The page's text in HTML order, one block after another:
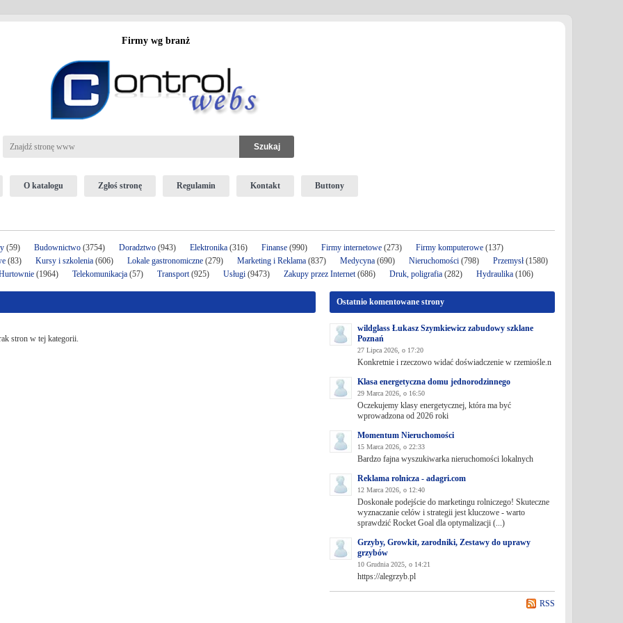
Firmy wg branż
O katalogu Zgłoś stronę Regulamin Kontakt Buttony
(59) Budownictwo (3754) Doradztwo (943) Elektronika (316) Finanse (990) Firmy internetowe (273) Firmy komputerowe (137)
(83) Kursy i szkolenia (606) Lokale gastronomiczne (279) Marketing i Reklama (837) Medycyna (690) Nieruchomości (798) Przemysł(1580)
(1964) Telekomunikacja (57) Transport(925) Usługi (9473) Zakupy przez Internet(686) Druk, poligrafia (282) Hydraulika (106)
stron w tej kategorii.
Ostatnio komentowane strony
wildglass Łukasz Szymkiewicz zabudowy szklane
Poznań
27 Lipca 2026, o 17:20
Konkretnie i rzeczowo widać doświadczenie w rzemiośle.n
Klasa energetyczna domu jednorodzinnego
29 Marca 2026, o 16:50
Oczekujemy klasy energetycznej, która ma być
wprowadzona od 2026 roki
Momentum Nieruchomości
15 Marca 2026, o 22:33
Bardzo fajna wyszukiwarka nieruchomości lokalnych
Reklama rolnicza - adagri.com
12 Marca 2026, o 12:40
Doskonałe podejście do marketingu rolniczego! Skuteczne
wyznaczanie celów i strategii jest kluczowe - warto
sprawdzić Rocket Goal dla optymalizacji (...)
Grzyby, Growkit, zarodniki, Zestawy do uprawy
grzybów
10 Grudnia 2025, o 14:21
https://alegrzyb.pl
RSS